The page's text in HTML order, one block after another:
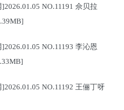
NO.11191 佘贝拉
NO.11193 李沁恩
NO.11192 王俪丁呀